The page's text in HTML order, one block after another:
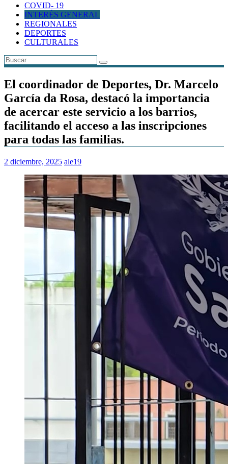
COVID- 19
INTERÉS GENERAL
REGIONALES
DEPORTES
CULTURALES
El coordinador de Deportes, Dr. Marcelo
García da Rosa, destacó la importancia
de acercar este servicio a los barrios,
facilitando el acceso a las inscripciones
para todas las familias.
2 diciembre, 2025 ale19